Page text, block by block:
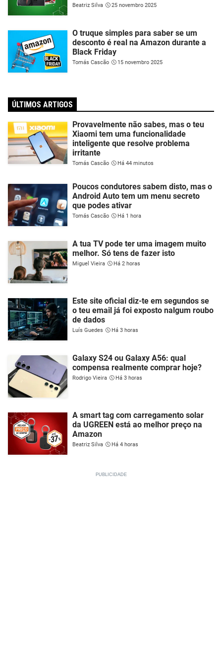
Beatriz Silva 25 novembro 2025
O truque simples para saber se um
desconto é real na Amazon durante a
Black Friday
Tomás Cascão 15 novembro 2025
ÚLTIMOS ARTIGOS
Provavelmente não sabes, mas o teu
Xiaomi tem uma funcionalidade
inteligente que resolve problema
irritante
Tomás Cascão Há 44 minutos
Poucos condutores sabem disto, mas o
Android Auto tem um menu secreto
que podes ativar
Tomás Cascão Há 1 hora
A tua TV pode ter uma imagem muito
melhor. Só tens de fazer isto
Miguel Vieira Há 2 horas
Este site oficial diz-te em segundos se
o teu email já foi exposto nalgum roubo
de dados
Luís Guedes Há 3 horas
Galaxy S24 ou Galaxy A56: qual
compensa realmente comprar hoje?
Rodrigo Vieira Há 3 horas
A smart tag com carregamento solar
da UGREEN está ao melhor preço na
Amazon
Beatriz Silva Há 4 horas